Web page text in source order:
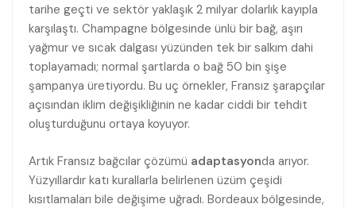
tarihe geçti ve sektör yaklaşık 2 milyar dolarlık kayıpla
karşılaştı. Champagne bölgesinde ünlü bir bağ, aşırı
yağmur ve sıcak dalgası yüzünden tek bir salkım dahi
toplayamadı; normal şartlarda o bağ 50 bin şişe
şampanya üretiyordu. Bu uç örnekler, Fransız şarapçılar
açısından iklim değişikliğinin ne kadar ciddi bir tehdit
oluşturduğunu ortaya koyuyor.
Artık Fransız bağcılar çözümü adaptasyonda arıyor.
Yüzyıllardır katı kurallarla belirlenen üzüm çeşidi
kısıtlamaları bile değişime uğradı. Bordeaux bölgesinde,